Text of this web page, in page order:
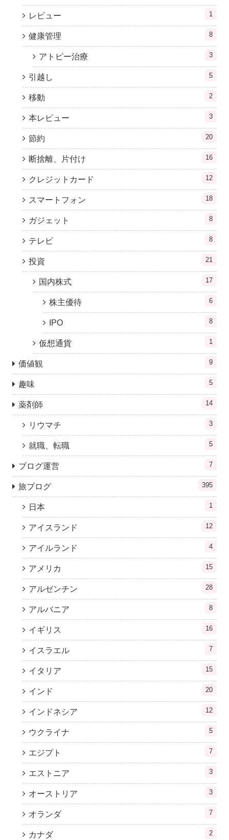
レビュー 1
健康管理 8
アトピー治療 3
引越し 5
移動 2
本レビュー 3
節約 20
断捨離、片付け 16
クレジットカード 12
スマートフォン 18
ガジェット 8
テレビ 8
投資 21
国内株式 17
株主優待 6
IPO 8
仮想通貨 1
価値観 9
趣味 5
薬剤師 14
リウマチ 3
就職、転職 5
ブログ運営 7
旅ブログ 395
日本 1
アイスランド 12
アイルランド 4
アメリカ 15
アルゼンチン 28
アルバニア 8
イギリス 16
イスラエル 7
イタリア 15
インド 20
インドネシア 12
ウクライナ 5
エジプト 7
エストニア 3
オーストリア 3
オランダ 7
カナダ 2